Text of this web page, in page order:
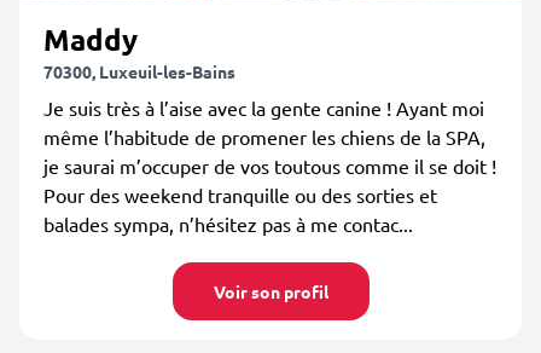
Maddy
70300, Luxeuil-les-Bains
Je suis très à l’aise avec la gente canine ! Ayant moi
même l’habitude de promener les chiens de la SPA,
je saurai m’occuper de vos toutous comme il se doit !
Pour des weekend tranquille ou des sorties et
balades sympa, n’hésitez pas à me contac...
Voir son profil